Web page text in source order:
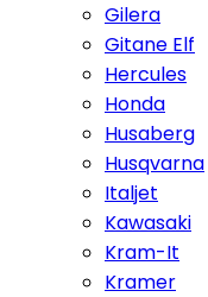
Gilera
Gitane Elf
Hercules
Honda
Husaberg
Husqvarna
Italjet
Kawasaki
Kram-It
Kramer